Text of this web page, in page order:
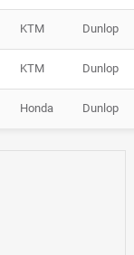
KTM Dunlop
KTM Dunlop
Honda Dunlop